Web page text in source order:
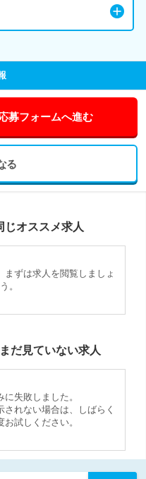
募フォームへ進む
る
じオススメ求人
まずは求人を閲覧しましょ
う。
だ見ていない求人
失敗しました。
れない場合は、しばらく
試しください。